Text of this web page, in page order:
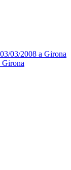
03/2008 a Girona
Girona